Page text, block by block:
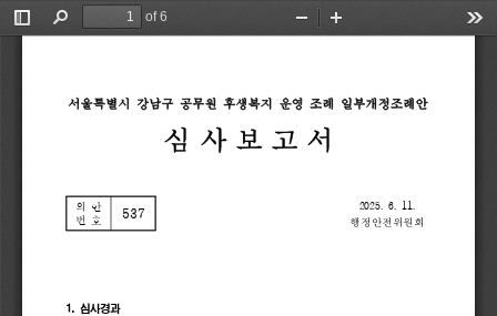
Toggle
Find
of 6
Zoom
서울특별시 강남구 공무원 후생복지 운영 조례 일부개정조례안
심 사 보 고 서
의
안
번
호
537
2025. 6. 11.
행정안전위원회
1.
심사경과